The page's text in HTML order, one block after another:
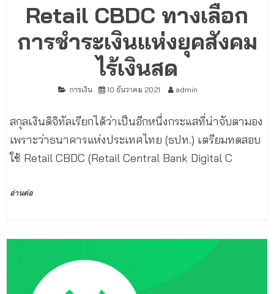
Retail CBDC ทางเลือก
การชำระเงินแห่งยุคสังคม
ไร้เงินสด
การเงิน 10 ธันวาคม 2021 admin
สกุลเงินดิจิทัลเรียกได้ว่าเป็นอีกหนึ่งกระแสที่น่าจับตามอง
เพราะว่าธนาคารแห่งประเทศไทย (ธปท.) เตรียมทดสอบ
ใช้ Retail CBDC (Retail Central Bank Digital C
อ่านต่อ